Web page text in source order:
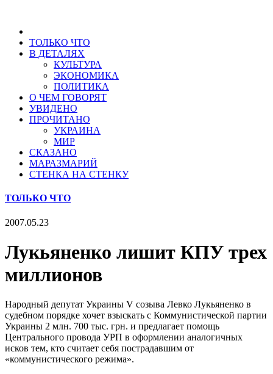
ТОЛЬКО ЧТО
В ДЕТАЛЯХ
КУЛЬТУРА
ЭКОНОМИКА
ПОЛИТИКА
О ЧЕМ ГОВОРЯТ
УВИДЕНО
ПРОЧИТАНО
УКРАИНА
МИР
СКАЗАНО
МАРАЗМАРИЙ
СТЕНКА НА СТЕНКУ
ТОЛЬКО ЧТО
2007.05.23
Лукьяненко лишит КПУ трех
миллионов
Народный депутат Украины V созыва Левко Лукьяненко в
судебном порядке хочет взыскать с Коммунистической партии
Украины 2 млн. 700 тыс. грн. и предлагает помощь
Центрального провода УРП в оформлении аналогичных
исков тем, кто считает себя пострадавшим от
«коммунистического режима».